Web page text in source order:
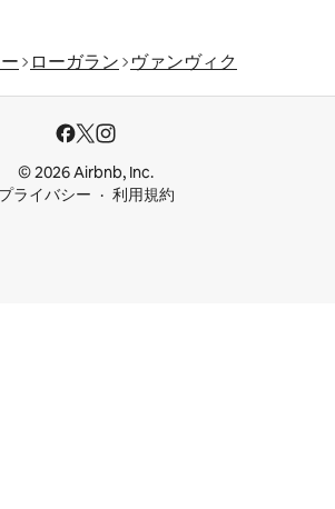
ローガラン
ヴァンヴィク
© 2026 Airbnb, Inc.
プライバシー
利用規約